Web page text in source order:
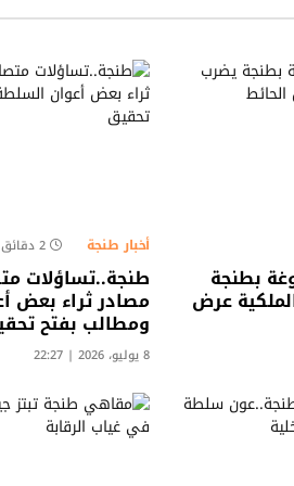
بطنجة
عرض
أخبار طنجة 2 دقائق
طنجة..تساؤلات
مصادر ثراء بعض
ومطالب بفتح
8 يوليو، 2026 | 22:27